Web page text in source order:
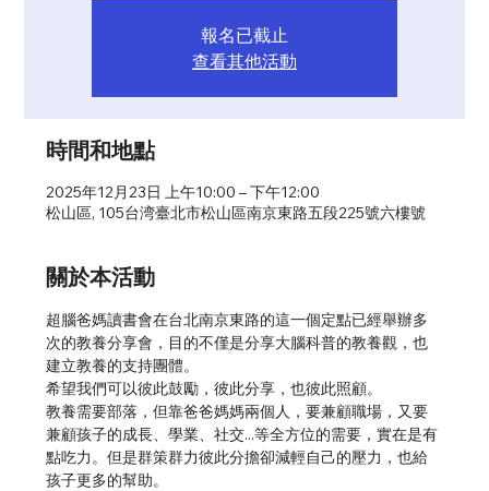
報名已截止
查看其他活動
時間和地點
2025年12月23日 上午10:00 – 下午12:00
松山區, 105台湾臺北市松山區南京東路五段225號六樓號
關於本活動
超腦爸媽讀書會在台北南京東路的這一個定點已經舉辦多
次的教養分享會，目的不僅是分享大腦科普的教養觀，也
建立教養的支持團體。
希望我們可以彼此鼓勵，彼此分享，也彼此照顧。
教養需要部落，但靠爸爸媽媽兩個人，要兼顧職場，又要
兼顧孩子的成長、學業、社交...等全方位的需要，實在是有
點吃力。但是群策群力彼此分擔卻減輕自己的壓力，也給
孩子更多的幫助。